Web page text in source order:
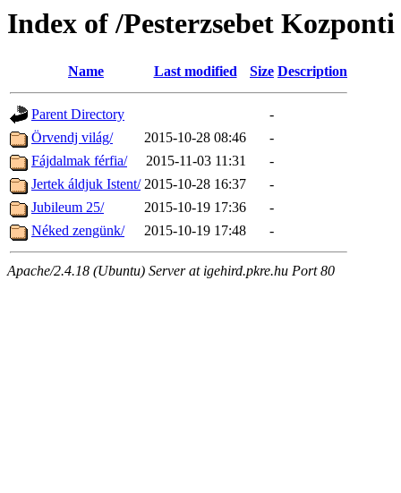
Index of /Pesterzsebet
Name Last modified Size Description
Parent Directory
-
Örvendj világ/
2015-10-28 08:46
-
Fájdalmak férfia/
2015-11-03 11:31
-
Jertek áldjuk Istent/ 2015-10-28 16:37
-
Jubileum 25/
2015-10-19 17:36
-
Néked zengünk/
2015-10-19 17:48 -
Apache/2.4.18 (Ubuntu) Server at igehird.pkre.hu Port 80